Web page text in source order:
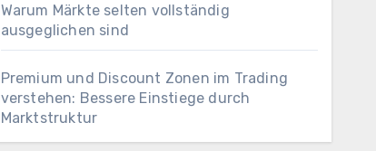
Warum Märkte selten vollständig
ausgeglichen sind
Premium und Discount Zonen im Trading
verstehen: Bessere Einstiege durch
Marktstruktur